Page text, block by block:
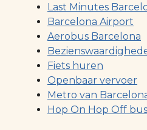
Last Minutes
Barcelona Airport
Aerobus Barcelona
Fiets huren
Openbaar vervoer
Metro van
Hop On Hop Off